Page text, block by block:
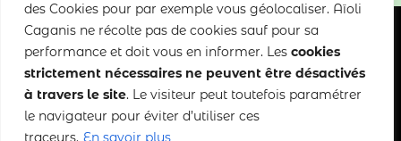
des Cookies pour par exemple vous géolocaliser. Aïoli
Caganis ne récolte pas de cookies sauf pour sa
performance et doit vous en informer. Les cookies
strictement nécessaires ne peuvent être désactivés
à travers le site. Le visiteur peut toutefois paramétrer
le navigateur pour éviter d’utiliser ces
traceurs. En savoir plus
Copyright 2022-2025 Aïoli Caganis